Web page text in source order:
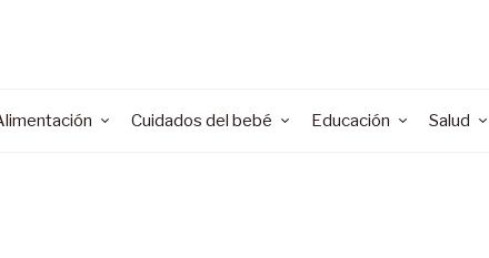
Cuidados del bebé Educación Salud